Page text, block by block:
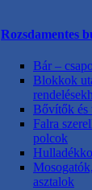
Rozsdamentes
Bár –
Blokkok
Bővítők és
Falra
polcok
asztalok